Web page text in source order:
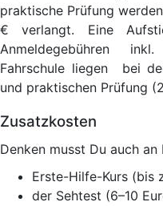
praktische Prüfung
€ verlangt. Eine
Anmeldegebühren
Fahrschule liegen bei
und praktischen Prüfung
Zusatzkosten
Denken musst Du auch
Erste-Hilfe-Kurs (bis
der Sehtest (6–10